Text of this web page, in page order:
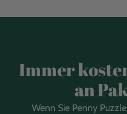
Immer
an
Wenn Sie Penny